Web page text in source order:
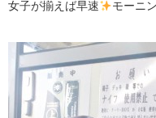
女子が揃えば早速 モーニ